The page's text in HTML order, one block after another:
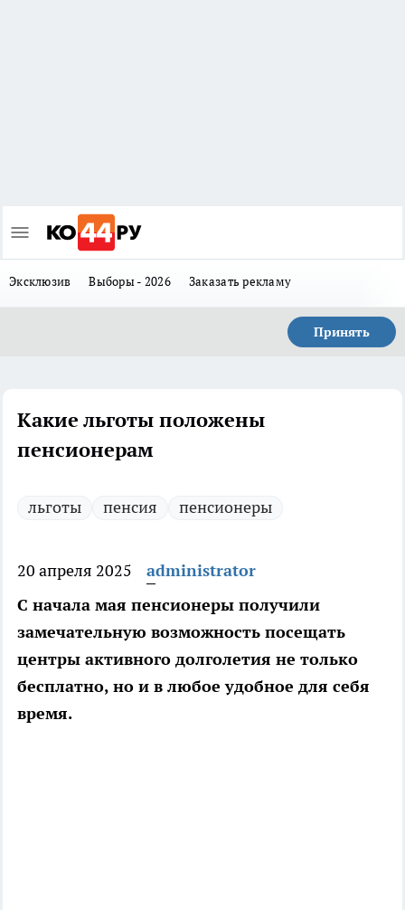
Эксклюзив Выборы - 2026 Заказать рекламу
Принять
Какие льготы положены
пенсионерам
льготы пенсия пенсионеры
20 апреля 2025
administrator
С начала мая пенсионеры получили
замечательную возможность посещать
центры активного долголетия не только
бесплатно, но и в любое удобное для себя
время.